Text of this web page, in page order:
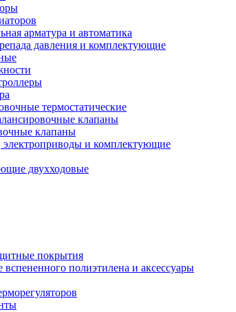
арматура и автоматика
давления и комплектующие
термостатические
клапаны
клапаны
и комплектующие
двухходовые
покрытия
вспененного полиэтилена и аксессуары